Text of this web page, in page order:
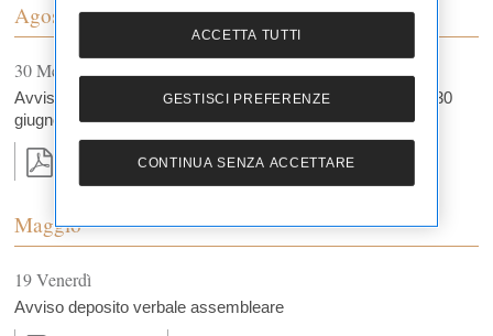
Agosto
30 Mercoledì
Avviso Pubblicazione Relazione Finanziaria Semestrale al 30
giugno 2023
Maggio
19 Venerdì
Avviso deposito verbale assembleare
CONTINUA SENZA ACCETTARE
ACCETTA TUTTI
GESTISCI PREFERENZE